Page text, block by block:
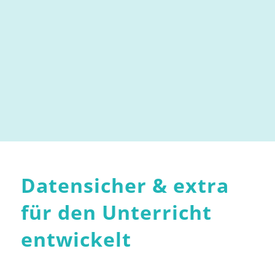
Datensicher & extra
für den Unterricht
entwickelt